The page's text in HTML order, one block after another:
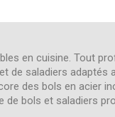
en cuisine. Tout
de saladiers
des bols en acier
de bols et saladiers